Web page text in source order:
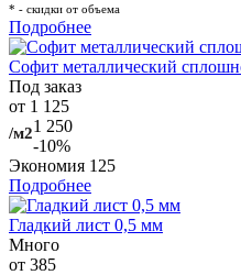
* - скидки от объема
Подробнее
Софит металлический
Под заказ
от 1 125
/м21 250
-10%
Экономия 125
Подробнее
Гладкий лист 0,5 мм
Много
от 385